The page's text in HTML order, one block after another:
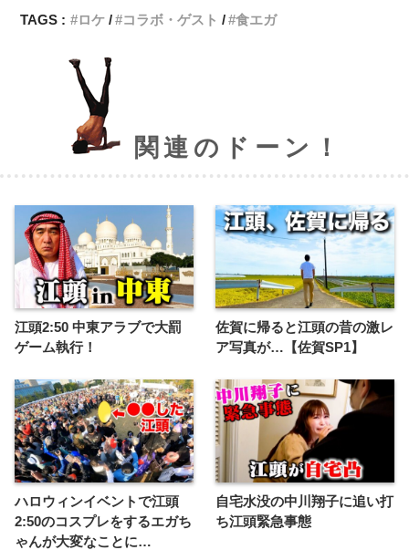
TAGS :
ロケ コラボ・ゲスト 食エガ
関連のドーン！
江頭2:50 中東アラブで大罰
ゲーム執行！
佐賀に帰ると江頭の昔の激レ
ア写真が…【佐賀SP1】
ハロウィンイベントで江頭
2:50のコスプレをするエガち
ゃんが大変なことに…
自宅水没の中川翔子に追い打
ち江頭緊急事態